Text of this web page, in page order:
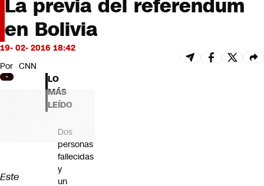
Programas completos
Cultura
Servicios
Bits
CNN Data
CNN tiempo
Futuro 360
La previa del referéndum
en Bolivia
19- 02- 2016 18:42
Por CNN
Este
LO
MÁS
LEÍDO
Dos
personas
fallecidas
y
un